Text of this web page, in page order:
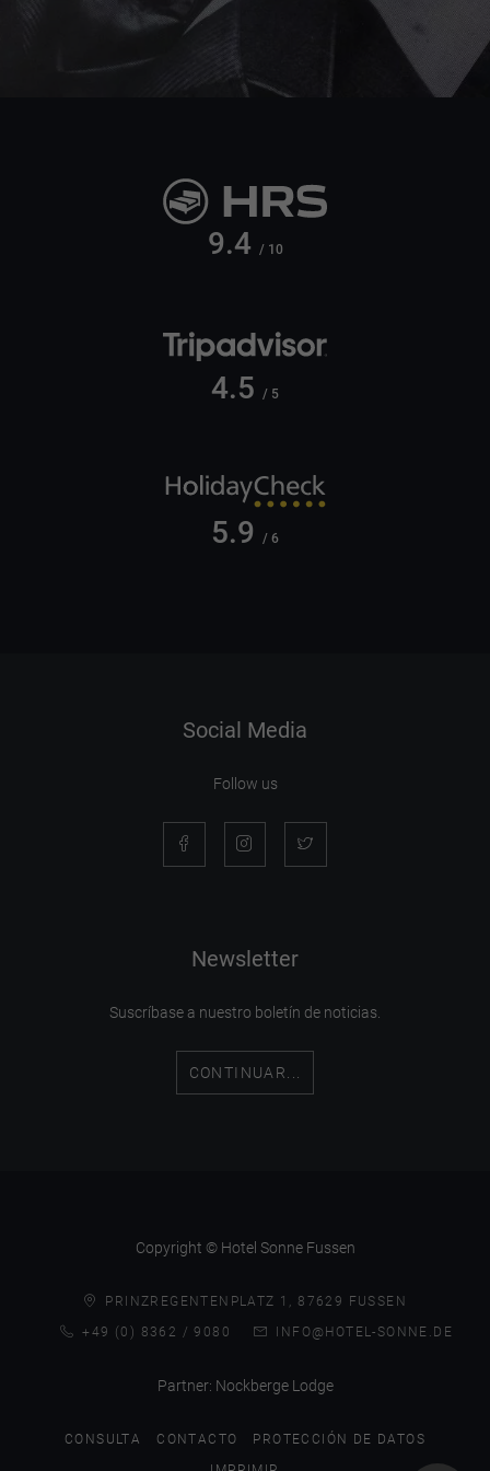
9.4 / 10
4.5 / 5
5.9 / 6
Social Media
Follow us
Newsletter
Suscríbase a nuestro boletín de noticias.
CONTINUAR...
Copyright © Hotel Sonne Fussen
PRINZREGENTENPLATZ 1, 87629 FUSSEN
+49 (0) 8362 / 9080
INFO@HOTEL-SONNE.DE
Partner: Nockberge Lodge
CONSULTA CONTACTO
PROTECCIÓN DE DATOS